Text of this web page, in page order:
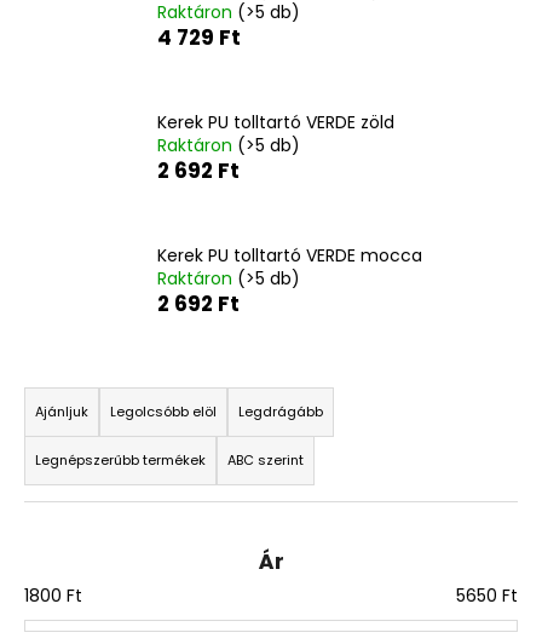
Raktáron (>5 db)
4 729 Ft
Kerek PU tolltartó VERDE zöld
Raktáron (>5 db)
2 692 Ft
Kerek PU tolltartó VERDE mocca
Raktáron (>5 db)
2 692 Ft
T
e
r
m
é
k
Ajánljuk Legolcsóbb elöl Legdrágább
Legnépszerűbb termékek ABC szerint
Ár
1800 Ft 5650 Ft
590
Ft